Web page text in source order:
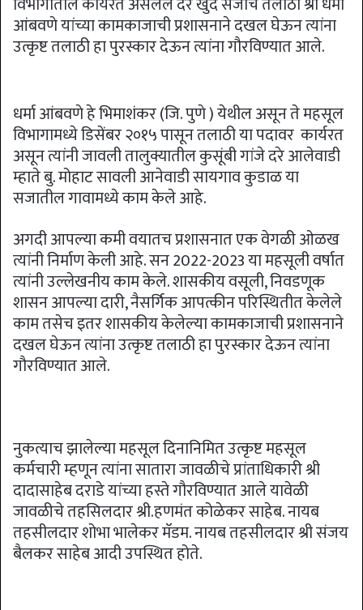
आंबवणे यांच्या कामकाजाची प्रशासनाने दखल घेऊन त्यांना
उत्कृष्ट तलाठी हा पुरस्कार देऊन त्यांना गौरविण्यात आले.
धर्मा आंबवणे हे भिमाशंकर (जि. पुणे ) येथील असून ते महसूल
विभागामध्ये डिसेंबर २०१५ पासून तलाठी या पदावर कार्यरत
असून त्यांनी जावली तालुक्यातील कुसूंबी गांजे दरे आलेवाडी
म्हाते बु. मोहाट सावली आनेवाडी सायगाव कुडाळ या
सजातील गावामध्ये काम केले आहे.
अगदी आपल्या कमी वयातच प्रशासनात एक वेगळी ओळख
त्यांनी निर्माण केली आहे. सन 2022-2023 या महसूली वर्षात
त्यांनी उल्लेखनीय काम केले. शासकीय वसूली, निवडणूक
शासन आपल्या दारी, नैसर्गिक आपत्कीन परिस्थितीत केलेले
काम तसेच इतर शासकीय केलेल्या कामकाजाची प्रशासनाने
दखल घेऊन त्यांना उत्कृष्ट तलाठी हा पुरस्कार देऊन त्यांना
गौरविण्यात आले.
नुकत्याच झालेल्या महसूल दिनानिमित उत्कृष्ट महसूल
कर्मचारी म्हणून त्यांना सातारा जावळीचे प्रांताधिकारी श्री
दादासाहेब दराडे यांच्या हस्ते गौरविण्यात आले यावेळी
जावळीचे तहसिलदार श्री.हणमंत कोळेकर साहेब. नायब
तहसीलदार शोभा भालेकर मॅडम. नायब तहसीलदार श्री संजय
बैलकर साहेब आदी उपस्थित होते.